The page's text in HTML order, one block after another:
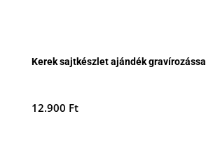
Kerek sajtkészlet ajándék gravírozással
12.900 Ft